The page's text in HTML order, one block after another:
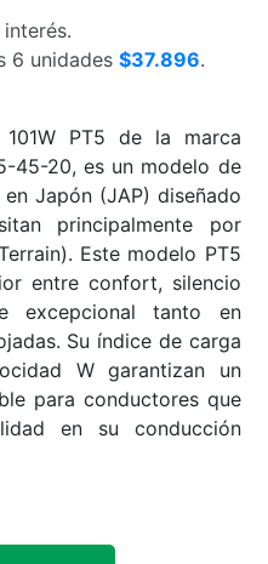
6 unidades$37.896.
PT5 de la marca
45-20, es un modelo de
Japón (JAP) diseñado
principalmente por
Este modelo PT5
entre confort, silencio
excepcional tanto en
Su índice de carga
W garantizan un
para conductores que
en su conducción